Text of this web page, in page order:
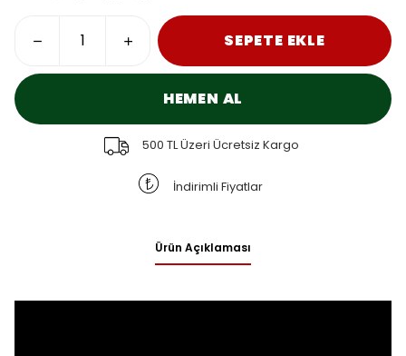
SEPETE EKLE
HEMEN AL
500 TL Üzeri Ücretsiz Kargo
İndirimli Fiyatlar
Ürün Açıklaması